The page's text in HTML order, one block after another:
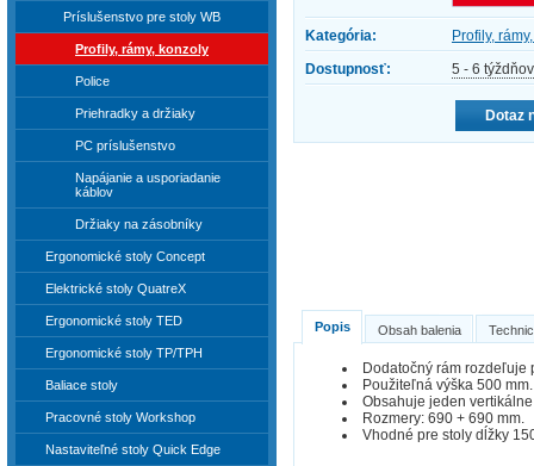
Kategória:
Profily,
Dostupnosť:
5 - 6 týždňov
Dotaz
Popis Obsah balenia
Dodatočný rám rozdeľuje
Použiteľná výška 500 mm.
Obsahuje jeden
Rozmery: 690 + 690 mm.
Vhodné pre stoly dĺžky
Príslušenstvo pre stoly WB
Profily, rámy, konzoly
Police
Priehradky a držiaky
PC príslušenstvo
Napájanie a usporiadanie
káblov
Držiaky na zásobníky
Ergonomické stoly Concept
Elektrické stoly QuatreX
Ergonomické stoly TED
Ergonomické stoly TP/TPH
Baliace stoly
Pracovné stoly Workshop
Nastaviteľné stoly Quick Edge